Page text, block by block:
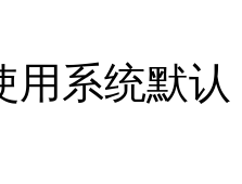
用系统默认